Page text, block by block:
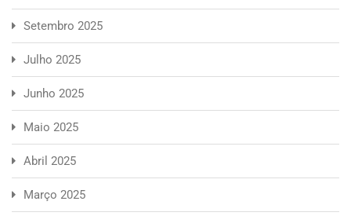
Setembro 2025
Julho 2025
Junho 2025
Maio 2025
Abril 2025
Março 2025